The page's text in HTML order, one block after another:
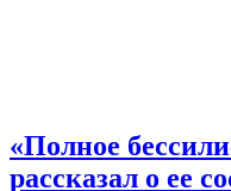
«Полное
рассказал о ее